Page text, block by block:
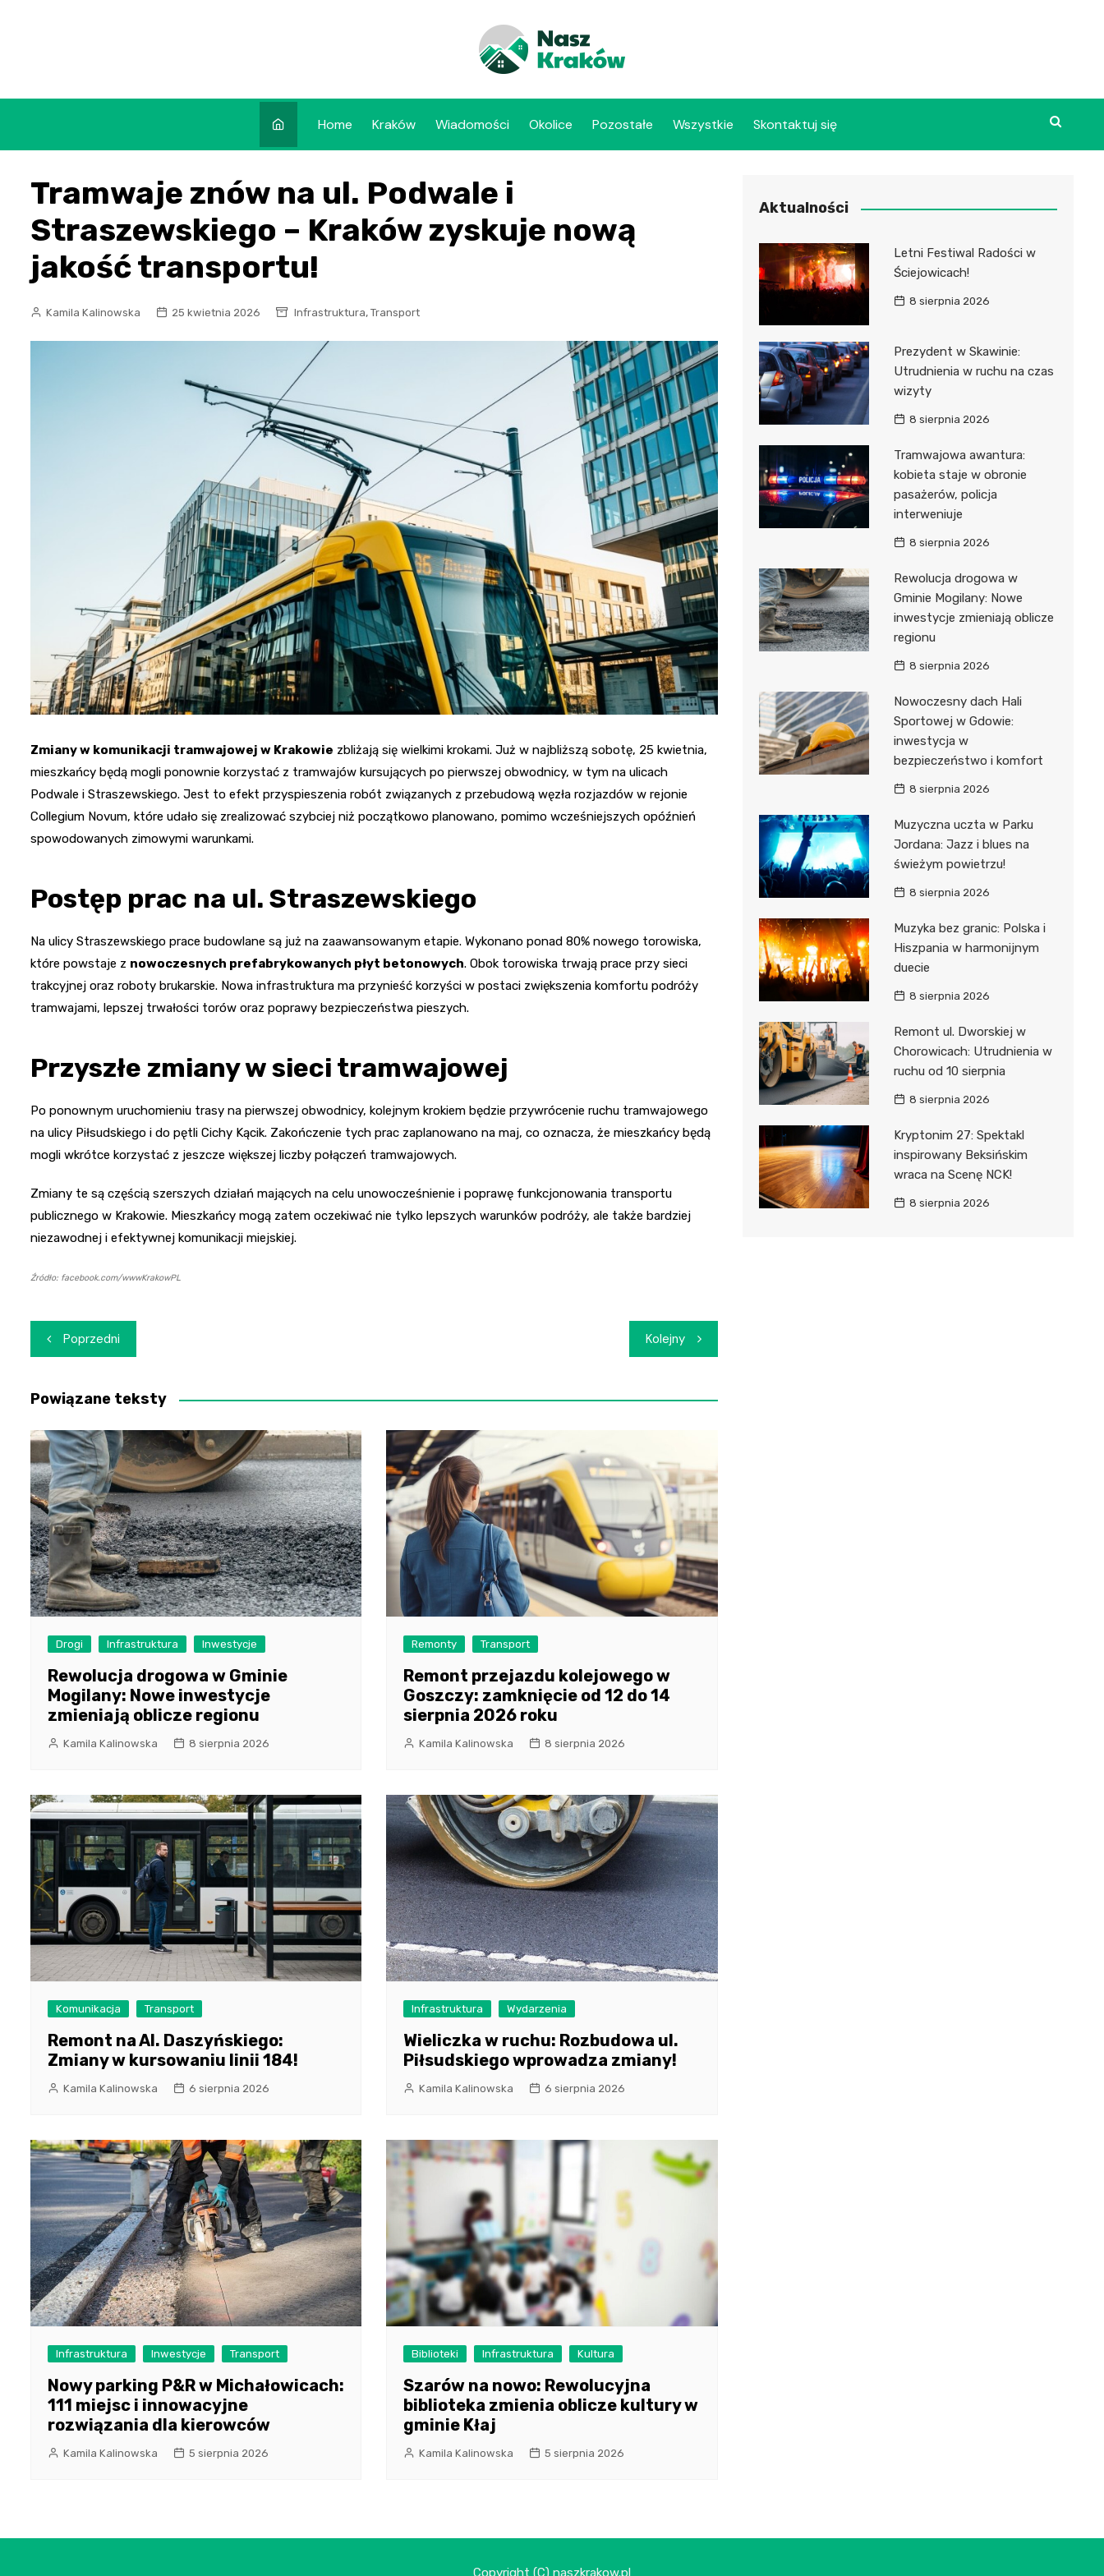
Home Kraków Wiadomości Okolice Pozostałe Wszystkie Skontaktuj się
Tramwaje znów na ul. Podwale i
Straszewskiego – Kraków zyskuje nową
jakość transportu!
Kamila Kalinowska 25 kwietnia 2026 Infrastruktura, Transport
Zmiany w komunikacji tramwajowej w Krakowie zbliżają się wielkimi krokami. Już w najbliższą sobotę, 25 kwietnia,
mieszkańcy będą mogli ponownie korzystać z tramwajów kursujących po pierwszej obwodnicy, w tym na ulicach
Podwale i Straszewskiego. Jest to efekt przyspieszenia robót związanych z przebudową węzła rozjazdów w rejonie
Collegium Novum, które udało się zrealizować szybciej niż początkowo planowano, pomimo wcześniejszych opóźnień
spowodowanych zimowymi warunkami.
Postęp prac na ul. Straszewskiego
Na ulicy Straszewskiego prace budowlane są już na zaawansowanym etapie. Wykonano ponad 80% nowego torowiska,
które powstaje z nowoczesnych prefabrykowanych płyt betonowych. Obok torowiska trwają prace przy sieci
trakcyjnej oraz roboty brukarskie. Nowa infrastruktura ma przynieść korzyści w postaci zwiększenia komfortu podróży
tramwajami, lepszej trwałości torów oraz poprawy bezpieczeństwa pieszych.
Przyszłe zmiany w sieci tramwajowej
Po ponownym uruchomieniu trasy na pierwszej obwodnicy, kolejnym krokiem będzie przywrócenie ruchu tramwajowego
na ulicy Piłsudskiego i do pętli Cichy Kącik. Zakończenie tych prac zaplanowano na maj, co oznacza, że mieszkańcy będą
mogli wkrótce korzystać z jeszcze większej liczby połączeń tramwajowych.
Zmiany te są częścią szerszych działań mających na celu unowocześnienie i poprawę funkcjonowania transportu
publicznego w Krakowie. Mieszkańcy mogą zatem oczekiwać nie tylko lepszych warunków podróży, ale także bardziej
niezawodnej i efektywnej komunikacji miejskiej.
Źródło: facebook.com/wwwKrakowPL
Nawigacja
wpisu
Poprzedni Kolejny
Powiązane teksty
Drogi Infrastruktura Inwestycje
Rewolucja drogowa w Gminie
Mogilany: Nowe inwestycje
zmieniają oblicze regionu
Kamila Kalinowska 8 sierpnia 2026
Remonty Transport
Remont przejazdu kolejowego w
Goszczy: zamknięcie od 12 do 14
sierpnia 2026 roku
Kamila Kalinowska 8 sierpnia 2026
Komunikacja Transport
Remont na Al. Daszyńskiego:
Zmiany w kursowaniu linii 184!
Kamila Kalinowska 6 sierpnia 2026
Infrastruktura Wydarzenia
Wieliczka w ruchu: Rozbudowa ul.
Piłsudskiego wprowadza zmiany!
Kamila Kalinowska 6 sierpnia 2026
Infrastruktura Inwestycje Transport
Nowy parking P&R w Michałowicach:
111 miejsc i innowacyjne
rozwiązania dla kierowców
Kamila Kalinowska 5 sierpnia 2026
Biblioteki Infrastruktura Kultura
Szarów na nowo: Rewolucyjna
biblioteka zmienia oblicze kultury w
gminie Kłaj
Kamila Kalinowska 5 sierpnia 2026
Aktualności
Letni Festiwal Radości w
Ściejowicach!
8 sierpnia 2026
Prezydent w Skawinie:
Utrudnienia w ruchu na czas
wizyty
8 sierpnia 2026
Tramwajowa awantura:
kobieta staje w obronie
pasażerów, policja
interweniuje
8 sierpnia 2026
Rewolucja drogowa w
Gminie Mogilany: Nowe
inwestycje zmieniają oblicze
regionu
8 sierpnia 2026
Nowoczesny dach Hali
Sportowej w Gdowie:
inwestycja w
bezpieczeństwo i komfort
8 sierpnia 2026
Muzyczna uczta w Parku
Jordana: Jazz i blues na
świeżym powietrzu!
8 sierpnia 2026
Muzyka bez granic: Polska i
Hiszpania w harmonijnym
duecie
8 sierpnia 2026
Remont ul. Dworskiej w
Chorowicach: Utrudnienia w
ruchu od 10 sierpnia
8 sierpnia 2026
Kryptonim 27: Spektakl
inspirowany Beksińskim
wraca na Scenę NCK!
8 sierpnia 2026
Copyright (C) naszkrakow.pl